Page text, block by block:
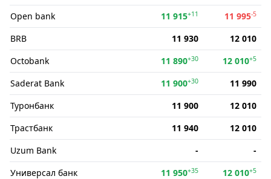
Open bank
11 915+11 11 995-5
BRB 11 930
12 010
Octobank
11 890+30 12 010+5
Saderat Bank 11 900+30
11 990
Туронбанк
11 900
12 010
Трастбанк
11 940
12 010
Uzum Bank
-
-
Универсал банк
11 950+35 12 010+5